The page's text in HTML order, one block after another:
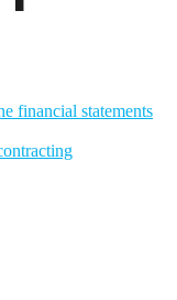
financial statements